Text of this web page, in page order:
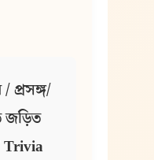
প্ৰসঙ্গ/
জড়িত
Trivia